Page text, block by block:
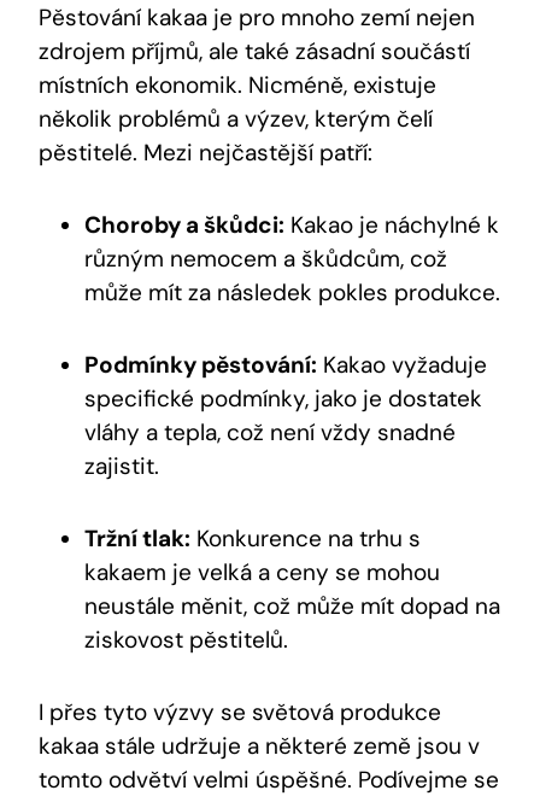
Pěstování kakaa je pro mnoho zemí nejen
zdrojem příjmů, ale také zásadní součástí
místních ekonomik. Nicméně, existuje
několik problémů a výzev, kterým čelí
pěstitelé. Mezi nejčastější patří:
Choroby a škůdci: Kakao je náchylné k
různým nemocem a škůdcům, což
může mít za následek pokles produkce.
Podmínky pěstování: Kakao vyžaduje
specifické podmínky, jako je dostatek
vláhy a tepla, což není vždy snadné
zajistit.
Tržní tlak: Konkurence na trhu s
kakaem je velká a ceny se mohou
neustále měnit, což může mít dopad na
ziskovost pěstitelů.
I přes tyto výzvy se světová produkce
kakaa stále udržuje a některé země jsou v
tomto odvětví velmi úspěšné. Podívejme se